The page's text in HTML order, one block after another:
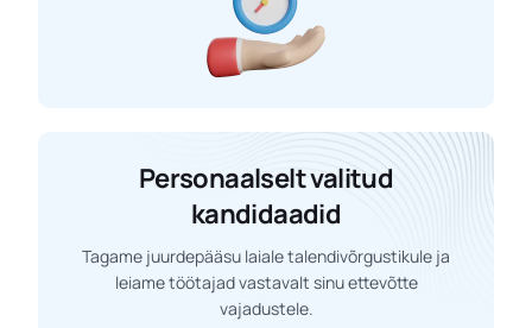
Personaalselt valitud
kandidaadid
Tagame juurdepääsu laiale talendivõrgustikule ja
leiame töötajad vastavalt sinu ettevõtte
vajadustele.